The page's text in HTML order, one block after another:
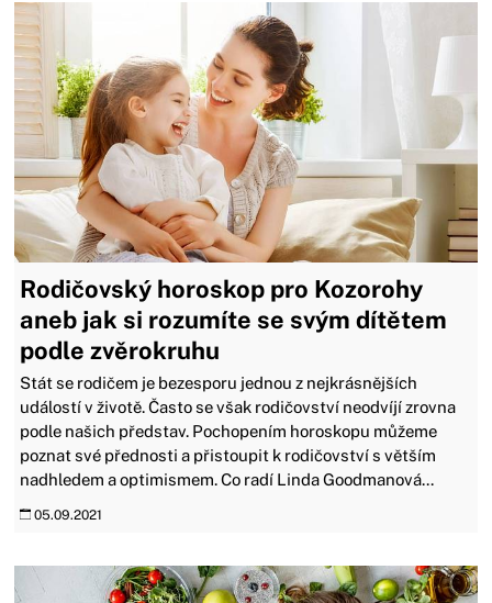
Rodičovský horoskop pro Kozorohy
aneb jak si rozumíte se svým dítětem
podle zvěrokruhu
Stát se rodičem je bezesporu jednou z nejkrásnějších
událostí v životě. Často se však rodičovství neodvíjí zrovna
podle našich představ. Pochopením horoskopu můžeme
poznat své přednosti a přistoupit k rodičovství s větším
nadhledem a optimismem. Co radí Linda Goodmanová...
05.09.2021